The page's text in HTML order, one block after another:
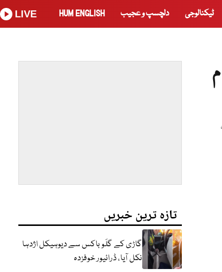
ٹیکنالوجی دلچسپ و عجیب HUM ENGLISH
LIVE
تازہ ترین خبریں
گاڑی کے گلَو باکس سے دیوہیکل اژدہا
نکل آیا، ڈرائیور خوفزدہ